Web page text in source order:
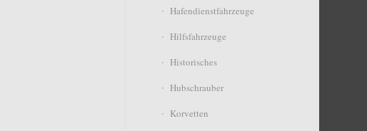
Hafendienstfahrzeuge
Hilfsfahrzeuge
Historisches
Hubschrauber
Korvetten